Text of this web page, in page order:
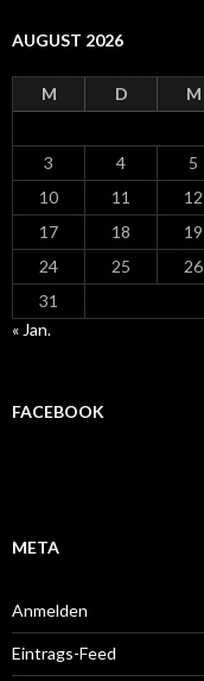
AUGUST 2026
M D M
3
4 5
10
11 12
17
18 19
24
25 26
31
« Jan.
FACEBOOK
META
Anmelden
Eintrags-Feed